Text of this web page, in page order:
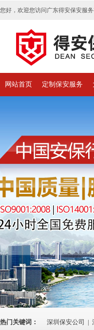
您好，欢迎您访问广东得安保安服务
网站首页 定制保安服务
热门关键词： 深圳保安公司 |